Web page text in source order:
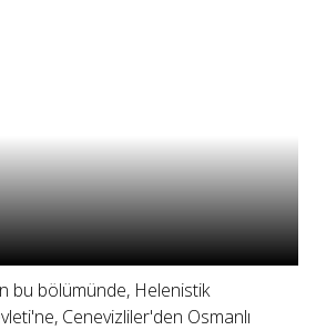
bu bölümünde, Helenistik
Cenevizliler'den Osmanlı